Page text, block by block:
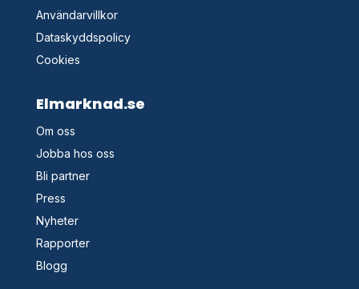
Användarvillkor
Dataskyddspolicy
Cookies
Elmarknad.se
Om oss
Jobba hos oss
Bli partner
Press
Nyheter
Rapporter
Blogg